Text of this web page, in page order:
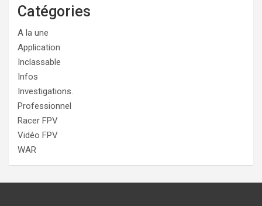
Catégories
A la une
Application
Inclassable
Infos
Investigations.
Professionnel
Racer FPV
Vidéo FPV
WAR